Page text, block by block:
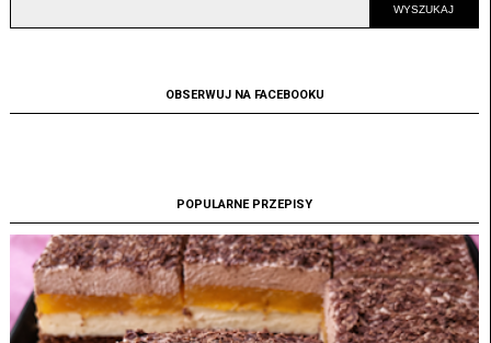
OBSERWUJ NA FACEBOOKU
POPULARNE PRZEPISY